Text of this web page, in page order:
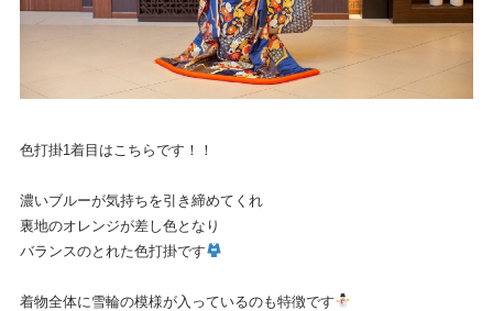
色打掛1着目はこちらです！！
濃いブルーが気持ちを引き締めてくれ
裏地のオレンジが差し色となり
バランスのとれた色打掛です
着物全体に雪輪の模様が入っているのも特徴です